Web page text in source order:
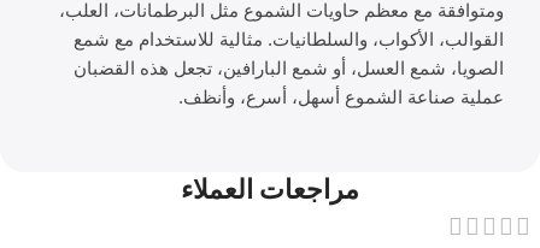
ومتوافقة مع معظم حاويات الشموع مثل البرطمانات، العلب،
القوالب، الأكواب، والسلطانيات. مثالية للاستخدام مع شمع
الصويا، شمع العسل، أو شمع البارافين، تجعل هذه القضبان
عملية صناعة الشموع أسهل، أسرع، وأنظف.
مراجعات العملاء